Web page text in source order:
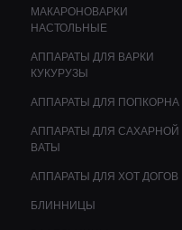
МАКАРОНОВАРКИ
НАСТОЛЬНЫЕ
АППАРАТЫ ДЛЯ ВАРКИ
КУКУРУЗЫ
АППАРАТЫ ДЛЯ ПОПКОРНА
АППАРАТЫ ДЛЯ САХАРНОЙ
ВАТЫ
АППАРАТЫ ДЛЯ ХОТ ДОГОВ
БЛИННИЦЫ